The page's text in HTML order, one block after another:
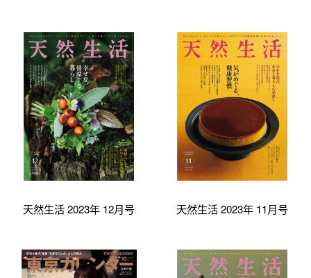
天然生活 2023年 12月号 天然生活 2023年 11月号